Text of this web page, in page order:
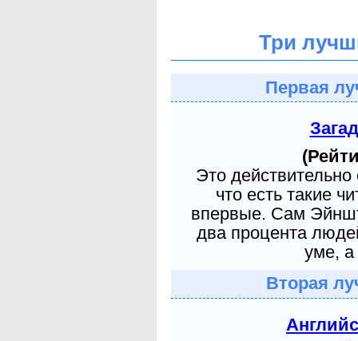
Три
Первая
Это
что есть такие
впервые. Сам
два процента
уме, а
Вторая